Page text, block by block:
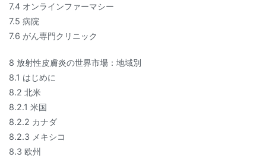
7.4 オンラインファーマシー
7.5 病院
7.6 がん専門クリニック
8 放射性皮膚炎の世界市場：地域別
8.1 はじめに
8.2 北米
8.2.1 米国
8.2.2 カナダ
8.2.3 メキシコ
8.3 欧州